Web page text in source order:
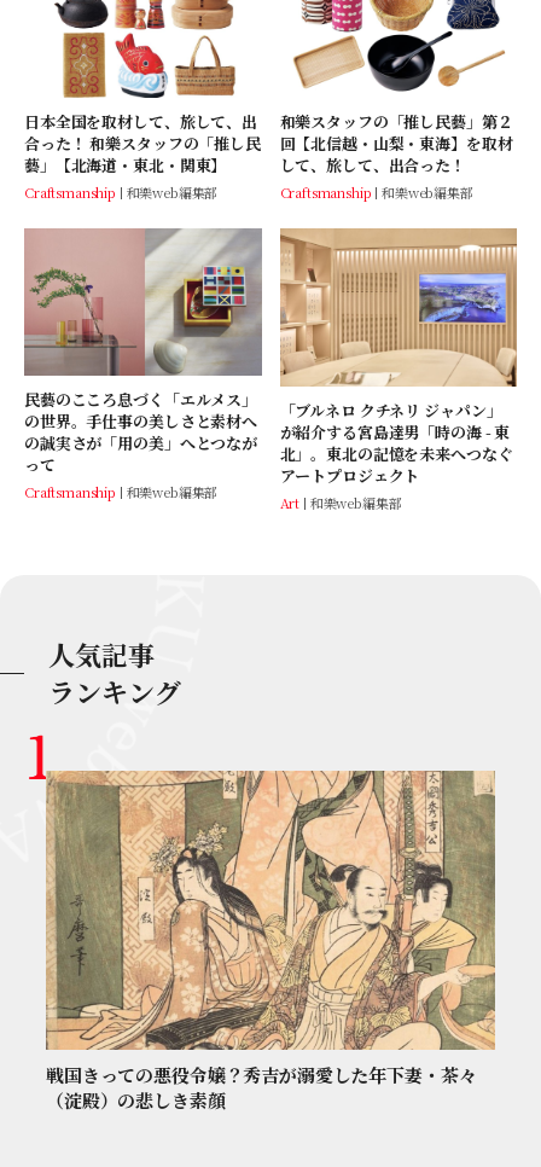
日本全国を取材して、旅して、出
合った！ 和樂スタッフの「推し民
藝」【北海道・東北・関東】
Craftsmanship 和樂web編集部
和樂スタッフの「推し民藝」第２
回【北信越・山梨・東海】を取材
して、旅して、出合った！
Craftsmanship 和樂web編集部
民藝のこころ息づく「エルメス」
の世界。手仕事の美しさと素材へ
の誠実さが「用の美」へとつなが
って
Craftsmanship 和樂web編集部
「ブルネロ クチネリ ジャパン」
が紹介する宮島達男「時の海 - 東
北」。東北の記憶を未来へつなぐ
アートプロジェクト
Art 和樂web編集部
人気記事
ランキング
戦国きっての悪役令嬢？秀吉が溺愛した年下妻・茶々
（淀殿）の悲しき素顔